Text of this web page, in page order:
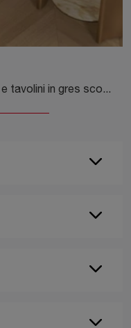
Se desideri Complementi design e tavolini in gres scopri di più sul modello Core del marchio Bontempi.